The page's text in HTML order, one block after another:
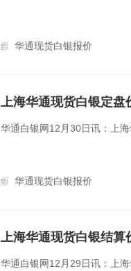
华通现货白银报价
上海华通现货白银定盘
华通白银网12月30日讯：上
华通现货白银报价
上海华通现货白银结算
华通白银网12月29日讯：上